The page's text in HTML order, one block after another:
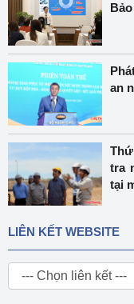
an
tra
tại
LIÊN KẾT WEBSITE